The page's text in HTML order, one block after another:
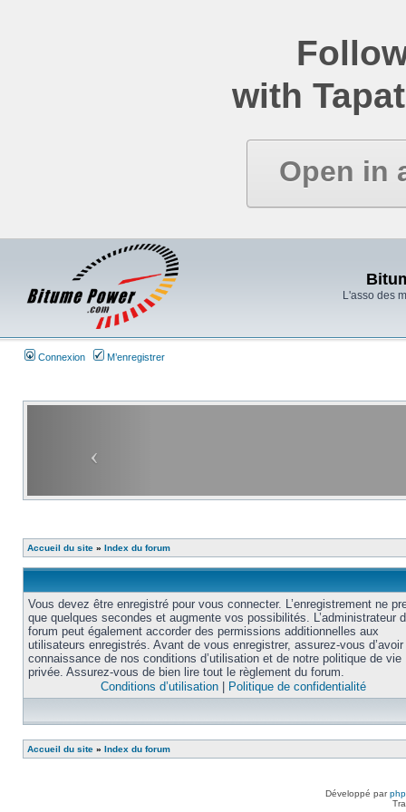
with
Open in
L'asso des
Connexion M’enregistrer
Accueil du site » Index du forum
Vous devez être enregistré pour vous connecter. L’enregistrement ne
que quelques secondes et augmente vos possibilités. L’administrateur
forum peut également accorder des permissions additionnelles aux
utilisateurs enregistrés. Avant de vous enregistrer, assurez-vous
connaissance de nos conditions d’utilisation et de notre politique de vie
privée. Assurez-vous de bien lire tout le règlement du forum.
Conditions d’utilisation
Politique de confidentialité
Accueil du site » Index du forum
Développé par